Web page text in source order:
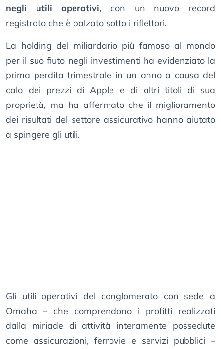
negli utili operativi, con un nuovo record
registrato che è balzato sotto i riflettori.
La holding del miliardario più famoso al mondo
per il suo fiuto negli investimenti ha evidenziato la
prima perdita trimestrale in un anno a causa del
calo dei prezzi di Apple e di altri titoli di sua
proprietà, ma ha affermato che il miglioramento
dei risultati del settore assicurativo hanno aiutato
a spingere gli utili.
Gli utili operativi del conglomerato con sede a
Omaha – che comprendono i profitti realizzati
dalla miriade di attività interamente possedute
come assicurazioni, ferrovie e servizi pubblici –